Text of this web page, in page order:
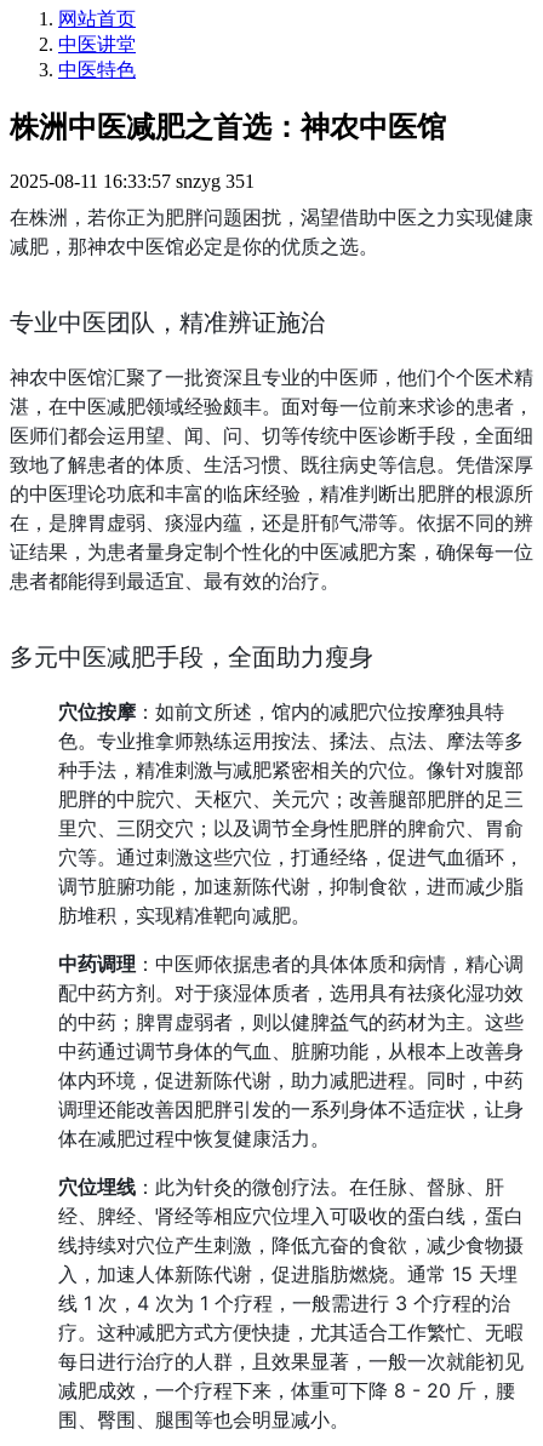
网站首页
中医讲堂
中医特色
株洲中医减肥之首选：神农中医馆
2025-08-11 16:33:57 snzyg 351
在株洲，若你正为肥胖问题困扰，渴望借助中医之力实现健康
减肥，那神农中医馆必定是你的优质之选。
专业中医团队，精准辨证施治
神农中医馆汇聚了一批资深且专业的中医师，他们个个医术精
湛，在中医减肥领域经验颇丰。面对每一位前来求诊的患者，
医师们都会运用望、闻、问、切等传统中医诊断手段，全面细
致地了解患者的体质、生活习惯、既往病史等信息。凭借深厚
的中医理论功底和丰富的临床经验，精准判断出肥胖的根源所
在，是脾胃虚弱、痰湿内蕴，还是肝郁气滞等。依据不同的辨
证结果，为患者量身定制个性化的中医减肥方案，确保每一位
患者都能得到最适宜、最有效的治疗。
多元中医减肥手段，全面助力瘦身
穴位按摩 ：如前文所述，馆内的减肥穴位按摩独具特
色。专业推拿师熟练运用按法、揉法、点法、摩法等多
种手法，精准刺激与减肥紧密相关的穴位。像针对腹部
肥胖的中脘穴、天枢穴、关元穴；改善腿部肥胖的足三
里穴、三阴交穴；以及调节全身性肥胖的脾俞穴、胃俞
穴等。通过刺激这些穴位，打通经络，促进气血循环，
调节脏腑功能，加速新陈代谢，抑制食欲，进而减少脂
肪堆积，实现精准靶向减肥。
中药调理 ：中医师依据患者的具体体质和病情，精心调
配中药方剂。对于痰湿体质者，选用具有祛痰化湿功效
的中药；脾胃虚弱者，则以健脾益气的药材为主。这些
中药通过调节身体的气血、脏腑功能，从根本上改善身
体内环境，促进新陈代谢，助力减肥进程。同时，中药
调理还能改善因肥胖引发的一系列身体不适症状，让身
体在减肥过程中恢复健康活力。
穴位埋线 ：此为针灸的微创疗法。在任脉、督脉、肝
经、脾经、肾经等相应穴位埋入可吸收的蛋白线，蛋白
线持续对穴位产生刺激，降低亢奋的食欲，减少食物摄
入，加速人体新陈代谢，促进脂肪燃烧。通常 15 天埋
线 1 次，4 次为 1 个疗程，一般需进行 3 个疗程的治
疗。这种减肥方式方便快捷，尤其适合工作繁忙、无暇
每日进行治疗的人群，且效果显著，一般一次就能初见
减肥成效，一个疗程下来，体重可下降 8 - 20 斤，腰
围、臀围、腿围等也会明显减小。